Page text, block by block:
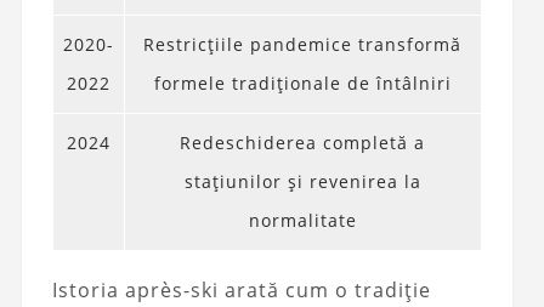
2020-
2022
Restricțiile pandemice transformă
formele tradiționale de întâlniri
2024
Redeschiderea completă a
stațiunilor și revenirea la
normalitate
Istoria après-ski arată cum o tradiție